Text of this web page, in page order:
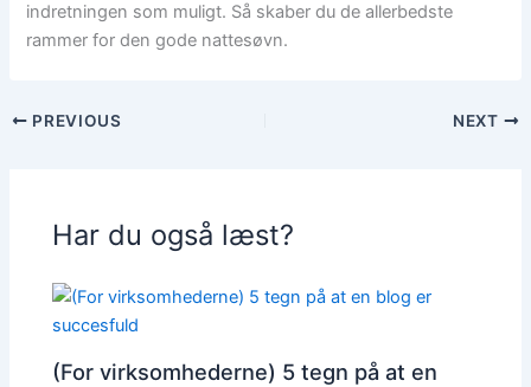
indretningen som muligt. Så skaber du de allerbedste
rammer for den gode nattesøvn.
PREVIOUS NEXT
Har du også læst?
(For virksomhederne) 5 tegn på at en